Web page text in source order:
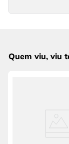
Quem viu, viu